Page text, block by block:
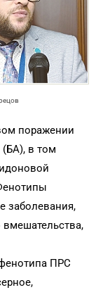
поражении
(БА), в том
заболевания,
вмешательства,
ПРС